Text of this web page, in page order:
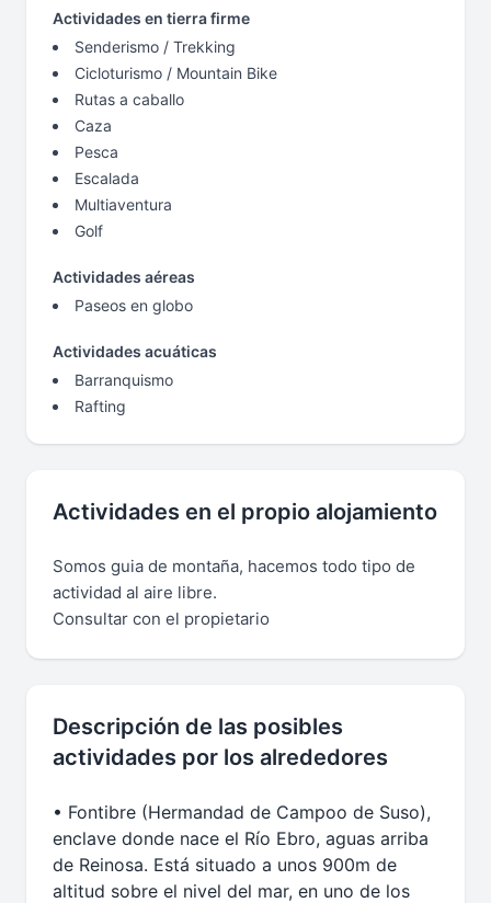
Actividades en tierra firme
Senderismo / Trekking
Cicloturismo / Mountain Bike
Rutas a caballo
Caza
Pesca
Escalada
Multiaventura
Golf
Actividades aéreas
Paseos en globo
Actividades acuáticas
Barranquismo
Rafting
Actividades en el propio alojamiento
Somos guia de montaña, hacemos todo tipo de
actividad al aire libre.
Consultar con el propietario
Descripción de las posibles
actividades por los alrededores
• Fontibre (Hermandad de Campoo de Suso),
enclave donde nace el Río Ebro, aguas arriba
de Reinosa. Está situado a unos 900m de
altitud sobre el nivel del mar, en uno de los